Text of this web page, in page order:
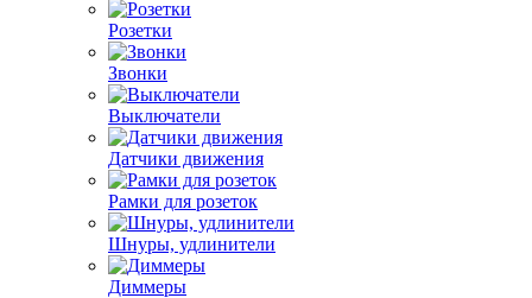
Розетки
Звонки
Выключатели
Датчики движения
Рамки для розеток
Шнуры, удлинители
Диммеры